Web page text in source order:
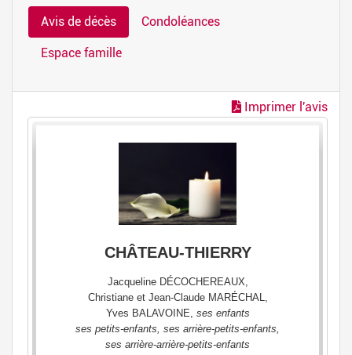
Avis de décès Condoléances
Espace famille
Imprimer l'avis